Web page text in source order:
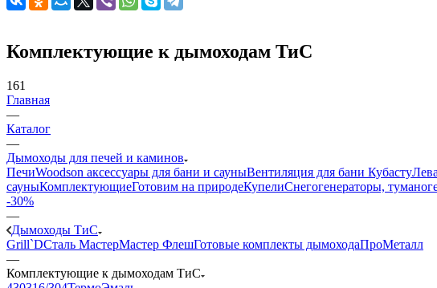
Комплектующие к дымоходам ТиС
161
Главная
—
Каталог
—
Дымоходы для печей и каминов
ПечиWoodson аксессуары для бани и сауныВентиляция для бани Кубасту
сауныКомплектующиеГотовим на природеКупелиСнегогенераторы,
-30%
—
Дымоходы ТиС
Grill`DСталь МастерМастер ФлешГотовые комплекты дымоходаПроМеталл
—
Комплектующие к дымоходам ТиС